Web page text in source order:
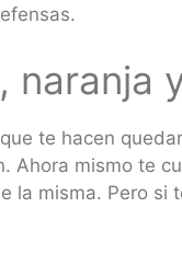
naranja
te hacen
Ahora mismo te
la misma. Pero si